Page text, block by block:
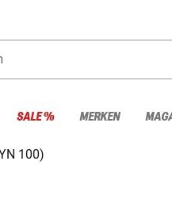
SALE % MERKEN
100)